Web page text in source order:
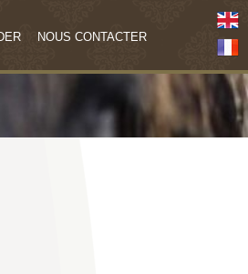
NOUS CONTACTER